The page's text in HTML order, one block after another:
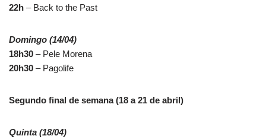
22h – Back to the Past
Domingo (14/04)
18h30 – Pele Morena
20h30 – Pagolife
Segundo final de semana (18 a 21 de abril)
Quinta (18/04)